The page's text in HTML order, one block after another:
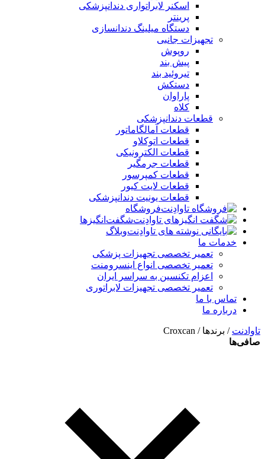
اسکنر لابراتواری دندانپزشکی
پرینتر
دستگاه میلینگ دندانسازی
تجهیزات جانبی
روپوش
پیش بند
تیروئید بند
دستکش
پاراوان
کلاه
قطعات دندانپزشکی
قطعات آمالگاماتور
قطعات اتوکلاو
قطعات الکترونیکی
قطعات جرمگیر
قطعات کمپرسور
قطعات لایت کیور
قطعات یونیت دندانپزشکی
فروشگاه
شگفت‌انگیزها
وبلاگ
خدمات ما
تعمیر تخصصی تجهیزات پزشکی
تعمیر تخصصی انواع اینسرومنت
اعزام تکنسین به سراسر ایران
تعمیر تخصصی تجهیزات لابراتوری
تماس با ما
درباره ما
تاوادنت / برندها / Croxcan
صافی‌ها